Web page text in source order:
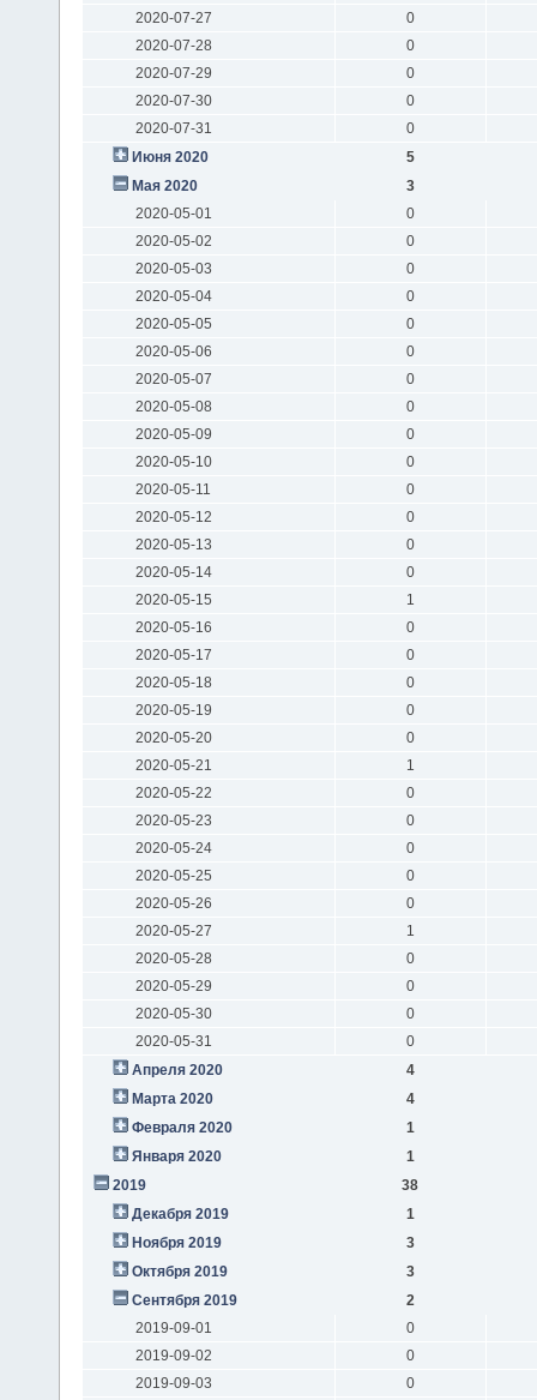
2020-07-27
0
2020-07-28
0
2020-07-29
0
2020-07-30
0
2020-07-31
0
Июня 2020
5
Мая 2020
3
2020-05-01
0
2020-05-02
0
2020-05-03
0
2020-05-04
0
2020-05-05
0
2020-05-06
0
2020-05-07
0
2020-05-08
0
2020-05-09
0
2020-05-10
0
2020-05-11
0
2020-05-12
0
2020-05-13
0
2020-05-14
0
2020-05-15
1
2020-05-16
0
2020-05-17
0
2020-05-18
0
2020-05-19
0
2020-05-20
0
2020-05-21
1
2020-05-22
0
2020-05-23
0
2020-05-24
0
2020-05-25
0
2020-05-26
0
2020-05-27
1
2020-05-28
0
2020-05-29
0
2020-05-30
0
2020-05-31
0
Апреля 2020
4
Марта 2020
4
Февраля 2020
1
Января 2020
1
2019
38
Декабря 2019
1
Ноября 2019
3
Октября 2019
3
Сентября 2019
2
2019-09-01
0
2019-09-02
0
2019-09-03
0